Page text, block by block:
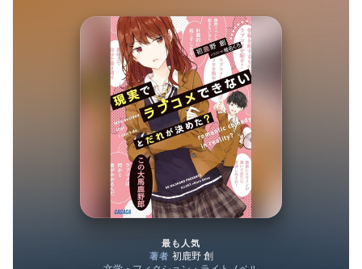
最も人気